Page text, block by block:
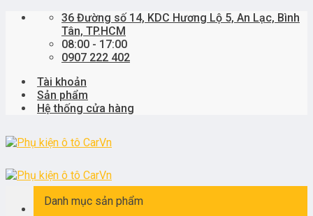
Skip
36 Đường số 14, KDC Hương Lộ 5, An Lạc, Bình
Tân, TP.HCM
08:00 - 17:00
0907 222 402
Tài khoản
Sản phẩm
Hệ thống cửa hàng
Danh mục sản phẩm